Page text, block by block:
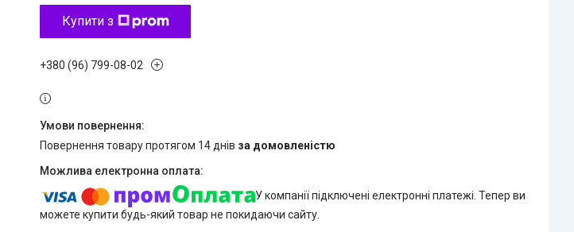
Купити з
+380 (96) 799-08-02
повернення товару протягом 14 днів за домовленістю
У компанії підключені електронні платежі. Тепер ви
можете купити будь-який товар не покидаючи сайту.